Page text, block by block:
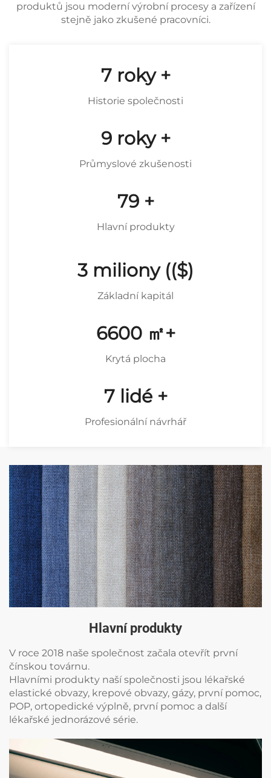
produktů jsou moderní výrobní procesy a zařízení
stejně jako zkušené pracovníci.
9roky +
Historie společnosti
12 roky +
Průmyslové zkušenosti
106 +
Hlavní produkty
4 miliony (($)
Základní kapitál
8867㎡+
Krytá plocha
9lidé +
Profesionální návrhář
Hlavní produkty
V roce 2018 naše společnost začala otevřít první
čínskou továrnu.
Hlavními produkty naší společnosti jsou lékařské
elastické obvazy, krepové obvazy, gázy, první pomoc,
POP, ortopedické výplně, první pomoc a další
lékařské jednorázové série.